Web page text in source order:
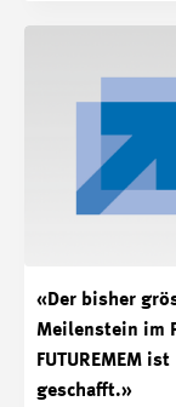
«Der bisher
Meilenstein im
FUTUREMEM ist
geschafft.»